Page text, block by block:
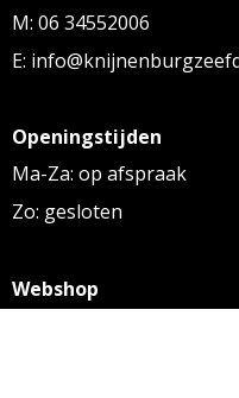
M: 06 34552006
E:
Openingstijden
Ma-Za: op afspraak
Zo: gesloten
Webshop